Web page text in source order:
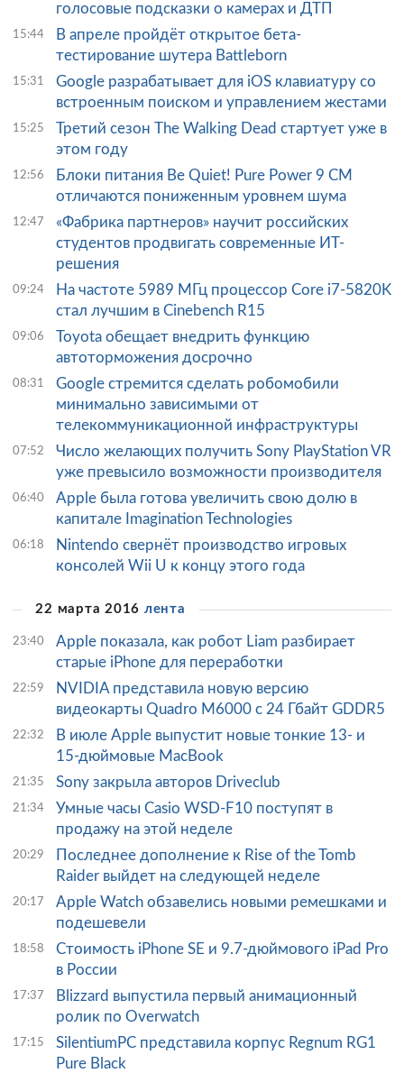
голосовые подсказки о камерах и ДТП
15:44
В апреле пройдёт открытое бета-
тестирование шутера Battleborn
15:31
Google разрабатывает для iOS клавиатуру со
встроенным поиском и управлением жестами
15:25
Третий сезон The Walking Dead стартует уже в
этом году
12:56
Блоки питания Be Quiet! Pure Power 9 CM
отличаются пониженным уровнем шума
12:47
«Фабрика партнеров» научит российских
студентов продвигать современные ИТ-
решения
09:24
На частоте 5989 МГц процессор Core i7-5820K
стал лучшим в Cinebench R15
09:06
Toyota обещает внедрить функцию
автоторможения досрочно
08:31
Google стремится сделать робомобили
минимально зависимыми от
телекоммуникационной инфраструктуры
07:52
Число желающих получить Sony PlayStation VR
уже превысило возможности производителя
06:40
Apple была готова увеличить свою долю в
капитале Imagination Technologies
06:18
Nintendo свернёт производство игровых
консолей Wii U к концу этого года
22 марта 2016 лента
23:40
Apple показала, как робот Liam разбирает
старые iPhone для переработки
22:59
NVIDIA представила новую версию
видеокарты Quadro M6000 с 24 Гбайт GDDR5
22:32
В июле Apple выпустит новые тонкие 13- и
15-дюймовые MacBook
21:35 Sony закрыла авторов Driveclub
21:34
Умные часы Casio WSD-F10 поступят в
продажу на этой неделе
20:29
Последнее дополнение к Rise of the Tomb
Raider выйдет на следующей неделе
20:17
Apple Watch обзавелись новыми ремешками и
подешевели
18:58
Стоимость iPhone SE и 9.7-дюймового iPad Pro
в России
17:37
Blizzard выпустила первый анимационный
ролик по Overwatch
17:15
SilentiumPC представила корпус Regnum RG1
Pure Black